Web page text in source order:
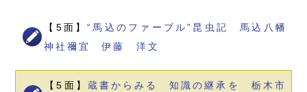
【5面】“馬込のファーブル”昆虫記 馬込八幡
神社禰宜 伊藤 洋文
【5面】 蔵書からみる 知識の継承を 栃木市